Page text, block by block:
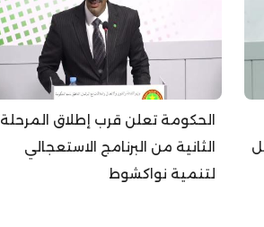
الحكومة تعلن قرب إطلاق المرحلة
الثانية من البرنامج الاستعجالي
لتنمية نواكشوط